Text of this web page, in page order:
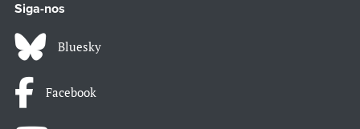
Siga-nos
Bluesky
Facebook